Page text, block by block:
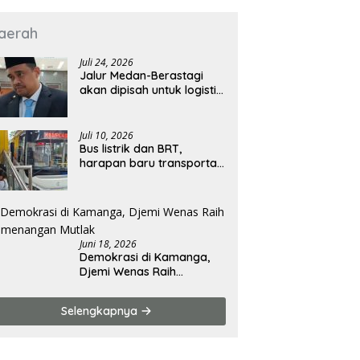
Juli 24, 2026
Jalur Medan-Berastagi
akan dipisah untuk logistik
Juli 10, 2026
Bus listrik dan BRT,
harapan baru transportasi
Juni 18, 2026
Demokrasi di Kamanga,
Djemi Wenas Raih
Selengkapnya